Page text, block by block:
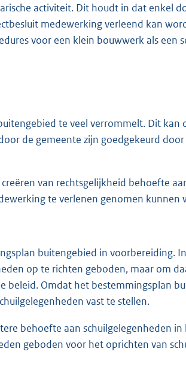
activiteit. Dit houdt in dat enkel
medewerking verleend kan
voor een klein bouwwerk als een
te veel verrommelt. Dit kan
de gemeente zijn goedgekeurd
van rechtsgelijkheid behoefte
te verlenen genomen kunnen
buitengebied in voorbereiding.
op te richten geboden, maar om
beleid. Omdat het bestemmingsplan
vast te stellen.
behoefte aan schuilgelegenheden
geboden voor het oprichten van